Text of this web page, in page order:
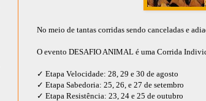
No meio de tantas corridas sendo canceladas e
O evento DESAFIO ANIMAL é uma Corrida
✓ Etapa Velocidade: 28, 29 e 30 de agosto
✓ Etapa Sabedoria: 25, 26, e 27 de setembro
✓ Etapa Resistência: 23, 24 e 25 de outubro